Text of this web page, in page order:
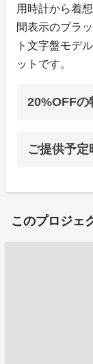
用時計から着
間表示のブラ
ト文字盤モデ
ットです。
20%OFFの
ご提供予
このプロジェ